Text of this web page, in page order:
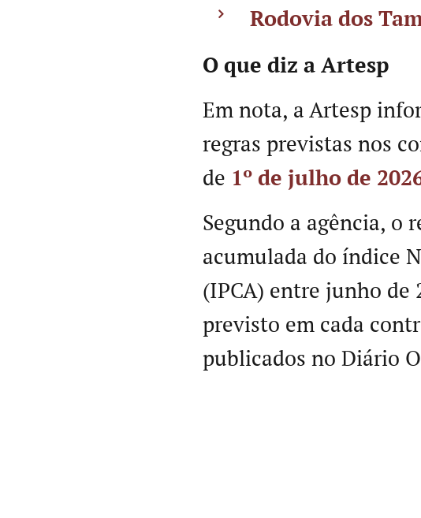
Rodovia dos
O que diz a Artesp
Em nota, a Artesp
regras previstas nos
de 1º de julho de
Segundo a agência, o
acumulada do índice
(IPCA) entre junho de
previsto em cada
publicados no Diário